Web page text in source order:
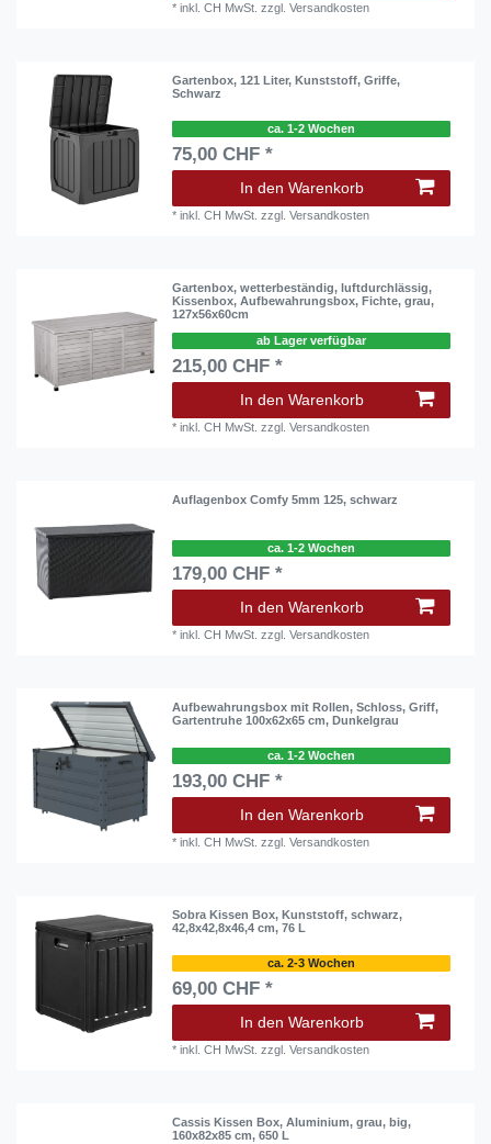
*inkl. CH MwSt. zzgl.Versandkosten
Gartenbox, 121 Liter, Kunststoff, Griffe,
Schwarz
ca. 1-2 Wochen
75,00 CHF *
In den Warenkorb
*inkl. CH MwSt. zzgl.Versandkosten
Gartenbox, wetterbeständig, luftdurchlässig,
Kissenbox, Aufbewahrungsbox, Fichte, grau,
127x56x60cm
ab Lager verfügbar
215,00 CHF *
In den Warenkorb
*inkl. CH MwSt. zzgl.Versandkosten
Auflagenbox Comfy 5mm 125, schwarz
ca. 1-2 Wochen
179,00 CHF *
In den Warenkorb
*inkl. CH MwSt. zzgl.Versandkosten
Aufbewahrungsbox mit Rollen, Schloss, Griff,
Gartentruhe 100x62x65 cm, Dunkelgrau
ca. 1-2 Wochen
193,00 CHF *
In den Warenkorb
*inkl. CH MwSt. zzgl.Versandkosten
Sobra Kissen Box, Kunststoff, schwarz,
42,8x42,8x46,4 cm, 76 L
ca. 2-3 Wochen
69,00 CHF *
In den Warenkorb
*inkl. CH MwSt. zzgl.Versandkosten
Cassis Kissen Box, Aluminium, grau, big,
160x82x85 cm, 650 L